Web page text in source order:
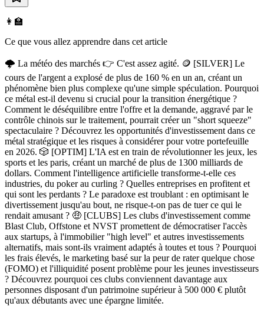
👩‍🏫
Ce que vous allez apprendre dans cet article
🌩️ La météo des marchés 👉 C'est assez agité. 🪙 [SILVER] Le
cours de l'argent a explosé de plus de 160 % en un an, créant un
phénomène bien plus complexe qu'une simple spéculation. Pourquoi
ce métal est-il devenu si crucial pour la transition énergétique ?
Comment le déséquilibre entre l'offre et la demande, aggravé par le
contrôle chinois sur le traitement, pourrait créer un "short squeeze"
spectaculaire ? Découvrez les opportunités d'investissement dans ce
métal stratégique et les risques à considérer pour votre portefeuille
en 2026. 🎲 [OPTIM] L'IA est en train de révolutionner les jeux, les
sports et les paris, créant un marché de plus de 1300 milliards de
dollars. Comment l'intelligence artificielle transforme-t-elle ces
industries, du poker au curling ? Quelles entreprises en profitent et
qui sont les perdants ? Le paradoxe est troublant : en optimisant le
divertissement jusqu'au bout, ne risque-t-on pas de tuer ce qui le
rendait amusant ? 🤑 [CLUBS] Les clubs d'investissement comme
Blast Club, Offstone et NVST promettent de démocratiser l'accès
aux startups, à l'immobilier "high level" et autres investissements
alternatifs, mais sont-ils vraiment adaptés à toutes et tous ? Pourquoi
les frais élevés, le marketing basé sur la peur de rater quelque chose
(FOMO) et l'illiquidité posent problème pour les jeunes investisseurs
? Découvrez pourquoi ces clubs conviennent davantage aux
personnes disposant d'un patrimoine supérieur à 500 000 € plutôt
qu'aux débutants avec une épargne limitée.